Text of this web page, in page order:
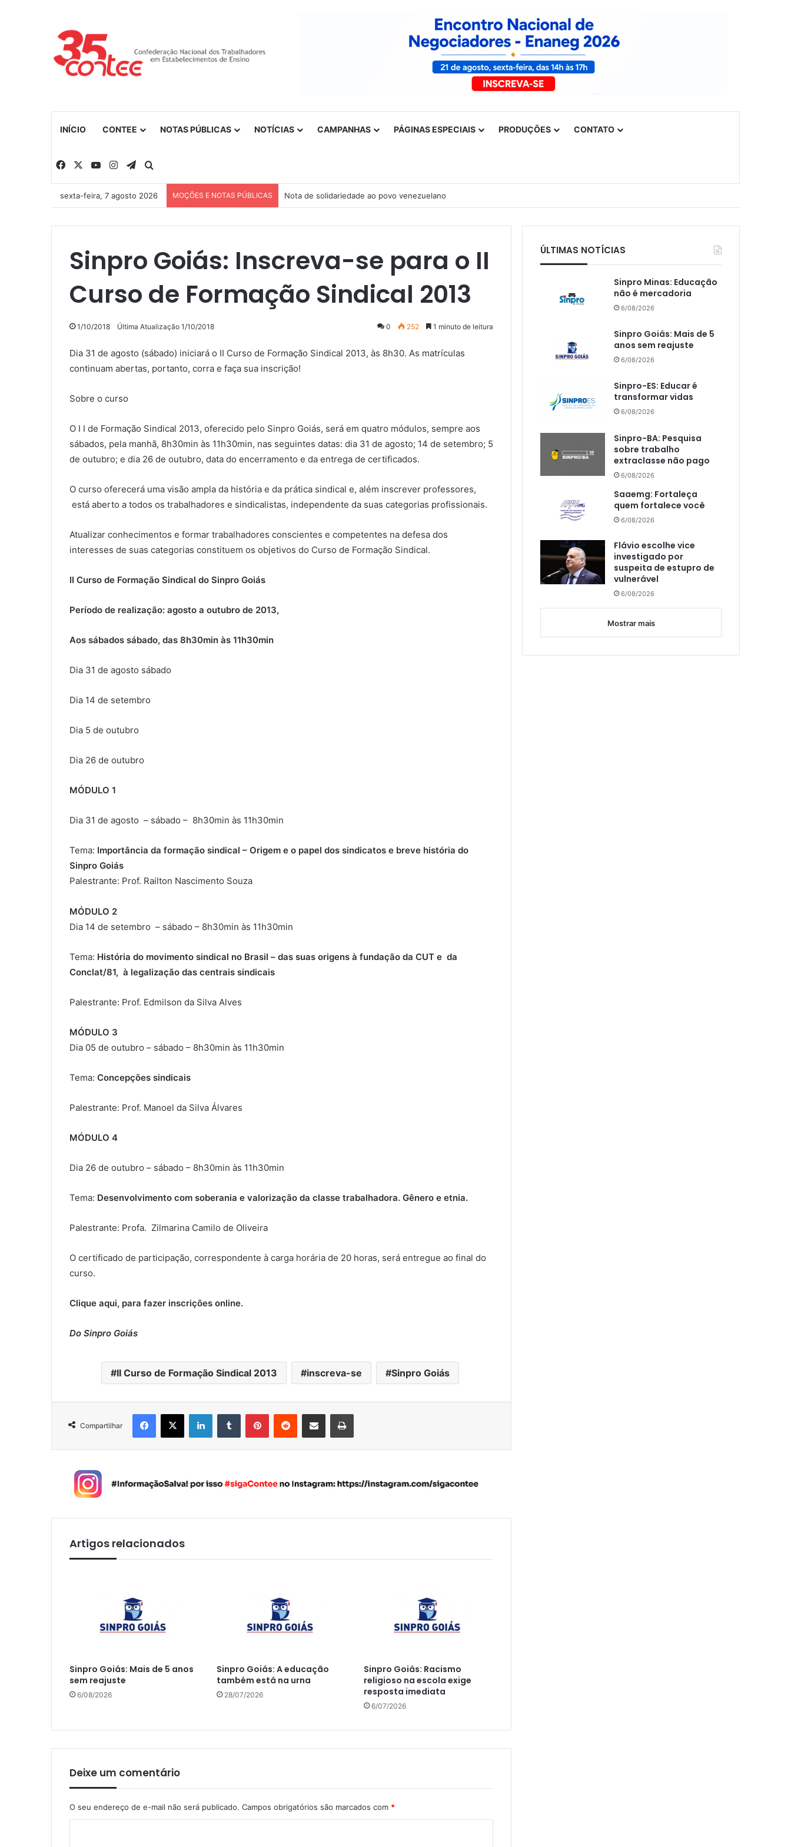
INÍCIO CONTEE NOTAS PÚBLICAS NOTÍCIAS CAMPANHAS PÁGINAS ESPECIAIS PRODUÇÕES CONTATO
Facebook YouTubeInstagramTelegram
sexta-feira, 7 agosto 2026 MOÇÕES E NOTAS PÚBLICAS Nota de solidariedade ao povo venezuelano
Sinpro Goiás: Inscreva-se para o II
Curso de Formação Sindical 2013
1/10/2018 Última Atualização 1/10/2018 0 252 1 minuto de leitura
Dia 31 de agosto (sábado) iniciará o II Curso de Formação Sindical 2013, às 8h30. As matrículas
continuam abertas, portanto, corra e faça sua inscrição!
Sobre o curso
O I I de Formação Sindical 2013, oferecido pelo Sinpro Goiás, será em quatro módulos, sempre aos
sábados, pela manhã, 8h30min às 11h30min, nas seguintes datas: dia 31 de agosto; 14 de setembro; 5
de outubro; e dia 26 de outubro, data do encerramento e da entrega de certificados.
O curso oferecerá uma visão ampla da história e da prática sindical e, além inscrever professores,
está aberto a todos os trabalhadores e sindicalistas, independente da suas categorias profissionais.
Atualizar conhecimentos e formar trabalhadores conscientes e competentes na defesa dos
interesses de suas categorias constituem os objetivos do Curso de Formação Sindical.
II Curso de Formação Sindical do Sinpro Goiás
Período de realização: agosto a outubro de 2013,
Aos sábados sábado, das 8h30min às 11h30min
Dia 31 de agosto sábado
Dia 14 de setembro
Dia 5 de outubro
Dia 26 de outubro
MÓDULO 1
Dia 31 de agosto – sábado – 8h30min às 11h30min
Tema: Importância da formação sindical – Origem e o papel dos sindicatos e breve história do
Sinpro Goiás
Palestrante: Prof. Railton Nascimento Souza
MÓDULO 2
Dia 14 de setembro – sábado – 8h30min às 11h30min
Tema: História do movimento sindical no Brasil – das suas origens à fundação da CUT e da
Conclat/81, à legalização das centrais sindicais
Palestrante: Prof. Edmilson da Silva Alves
MÓDULO 3
Dia 05 de outubro – sábado – 8h30min às 11h30min
Tema: Concepções sindicais
Palestrante: Prof. Manoel da Silva Álvares
MÓDULO 4
Dia 26 de outubro – sábado – 8h30min às 11h30min
Tema: Desenvolvimento com soberania e valorização da classe trabalhadora. Gênero e etnia.
Palestrante: Profa. Zilmarina Camilo de Oliveira
O certificado de participação, correspondente à carga horária de 20 horas, será entregue ao final do
curso.
Clique aqui, para fazer inscrições online.
Do Sinpro Goiás
II Curso de Formação Sindical 2013 inscreva-se Sinpro Goiás
Compartilhar
Artigos relacionados
Sinpro Goiás: Mais de 5 anos
sem reajuste
6/08/2026
Sinpro Goiás: A educação
também está na urna
28/07/2026
Sinpro Goiás: Racismo
religioso na escola exige
resposta imediata
6/07/2026
Deixe um comentário
O seu endereço de e-mail não será publicado. Campos obrigatórios são marcados com *
ÚLTIMAS NOTÍCIAS
Sinpro Minas: Educação
não é mercadoria
6/08/2026
Sinpro Goiás: Mais de 5
anos sem reajuste
6/08/2026
Sinpro-ES: Educar é
transformar vidas
6/08/2026
Sinpro-BA: Pesquisa
sobre trabalho
extraclasse não pago
6/08/2026
Saaemg: Fortaleça
quem fortalece você
6/08/2026
Flávio escolhe vice
investigado por
suspeita de estupro de
vulnerável
6/08/2026
Mostrar mais